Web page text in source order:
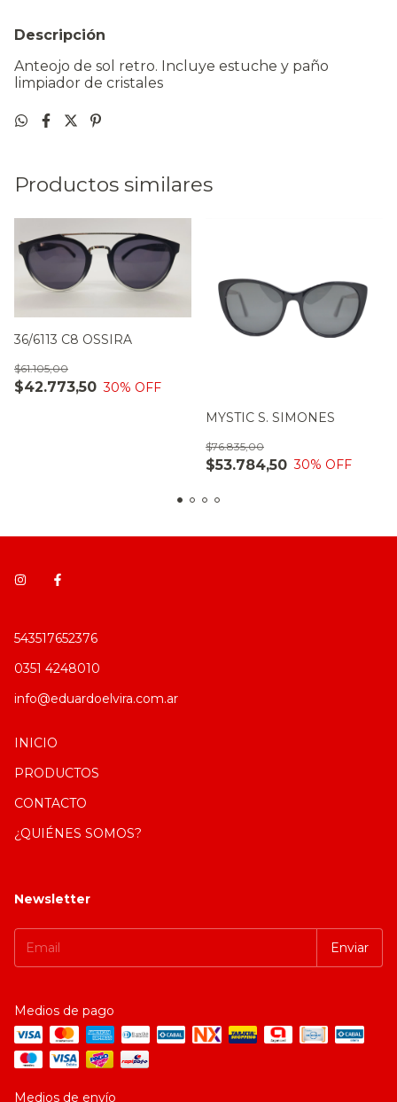
Descripción
Anteojo de sol retro. Incluye estuche y paño
limpiador de cristales
Productos similares
36/6113 C8 OSSIRA
$42.773,50
$61.105,00
30% OFF
MYSTIC S. SIMONES
$53.784,50
$76.835,00
30% OFF
543517652376
0351 4248010
info@eduardoelvira.com.ar
INICIO
PRODUCTOS
CONTACTO
¿QUIÉNES SOMOS?
Newsletter
Medios de pago
Medios de envío